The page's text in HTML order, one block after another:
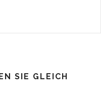
SIE GLEICH